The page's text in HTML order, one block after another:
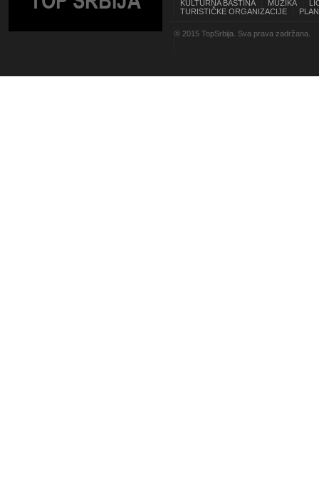
KULTURNA BAŠTINA MUZIKA
TURISTIČKE ORGANIZACIJE
© 2015 TopSrbija. Sva prava zadržana.